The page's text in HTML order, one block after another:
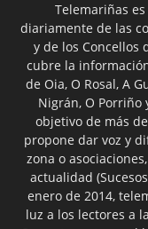
Telemariñas
diariamente de las
y de los Concellos
cubre la
de Oia, O Rosal, A
Nigrán, O Porriño
objetivo de más
propone dar voz y
zona o
actualidad
enero de 2014,
luz a los lectores a